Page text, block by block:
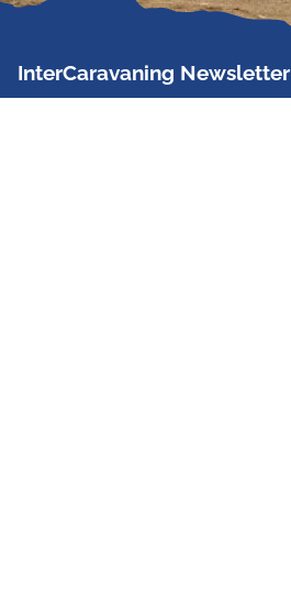
InterCaravaning Newsletter